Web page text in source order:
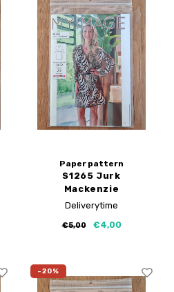
Paper pattern
S1265 Jurk
Mackenzie
papierpatroon
Deliverytime
€5,00 €4,00
-20%